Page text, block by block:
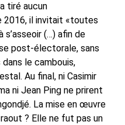
tiré aucun
2016, il invitait «toutes
s’asseoir (…) afin de
post-électorale, sans
le cambouis,
Au final, ni Casimir
ni Jean Ping ne prirent
La mise en œuvre
? Elle ne fut pas un